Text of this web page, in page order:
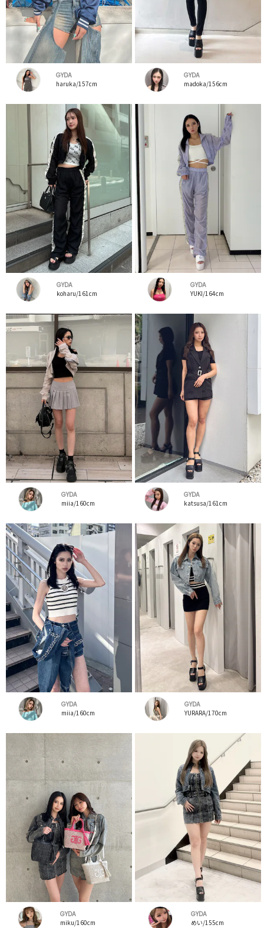
GYDA
haruka/157cm
GYDA
madoka/156cm
GYDA
koharu/161cm
GYDA
YUKI/164cm
GYDA
miia/160cm
GYDA
katsusa/161cm
GYDA
miia/160cm
GYDA
YURARA/170cm
GYDA
miku/160cm
GYDA
めい/155cm